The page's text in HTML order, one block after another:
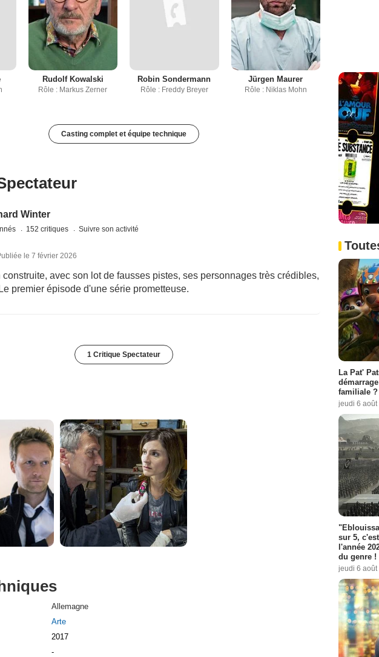
Rudolf Kowalski
Rôle : Markus Zerner
Robin Sondermann
Rôle : Freddy Breyer
Jürgen Maurer
Rôle : Niklas Mohn
Casting complet et équipe technique
Winter
152 critiques Suivre son activité
le 7 février 2026
avec son lot de fausses pistes, ses personnages très crédibles,
premier épisode d'une série prometteuse.
1 Critique Spectateur
Allemagne
Arte
2017
-
La Pat'
familiale ?
jeudi 6 août
sur 5,
l'année
du genre !
jeudi 6 août